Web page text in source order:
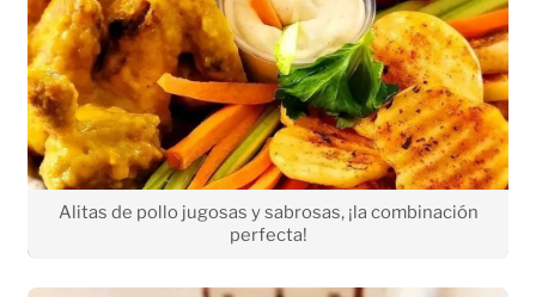
Alitas de pollo jugosas y sabrosas, ¡la combinación
perfecta!